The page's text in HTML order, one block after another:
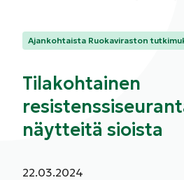
Kategoriat:
Ajankohtaista Ruokaviraston
Tilakohtainen
näytteitä sioista
Julkaistu:
22.03.2024